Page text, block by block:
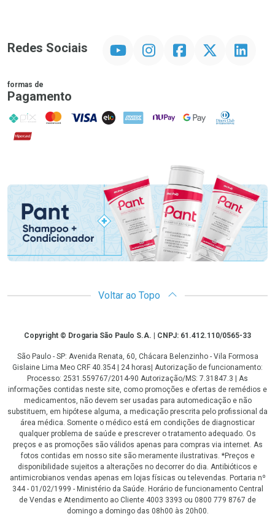
Redes Sociais InstagramFacebookTwitter Linkedin
formas de
Pagamento
PIX MasterCard
VISA ELO AMEX NuPay Google PayDiners Club
Hipercard
Promoção em Destaque
Voltar ao Topo
CopyrightCopyright © Drogaria São Paulo S.A. | CNPJ: 61.412.110/0565-33
São Paulo - SP: Avenida Renata, 60, Chácara Belenzinho - Vila Formosa
Gislaine Lima Meo CRF 40.354 | 24 horas| Autorização de funcionamento:
Processo: 2531.559767/2014-90 Autorização/MS: 7.31847.3 | As
informações contidas neste site, como promoções e ofertas de remédios e
medicamentos, não devem ser usadas para automedicação e não
substituem, em hipótese alguma, a medicação prescrita pelo profissional da
área médica. Somente o médico está em condições de diagnosticar
qualquer problema de saúde e prescrever o tratamento adequado. Os
preços e as promoções são válidos apenas para compras via internet. As
fotos contidas em nosso site são meramente ilustrativas. *Preços e
disponibilidade sujeitos a alterações no decorrer do dia. Antibióticos e
antimicrobianos vendas apenas em lojas físicas ou televendas. Portaria nº
344 - 01/02/1999 - Ministério da Saúde. Horário de funcionamento Central
de Vendas e Atendimento ao Cliente 4003 3393 ou 0800 779 8767 de
domingo a domingo das 08h00 às 20h00.